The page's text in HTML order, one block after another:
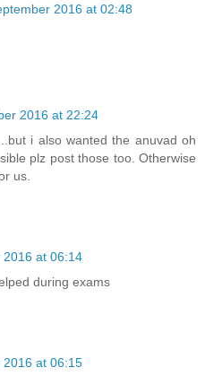
2016 at 02:48
2016 at 22:24
i also wanted the anuvad oh
plz post those too. Otherwise
us.
2016 at 06:14
during exams
2016 at 06:15